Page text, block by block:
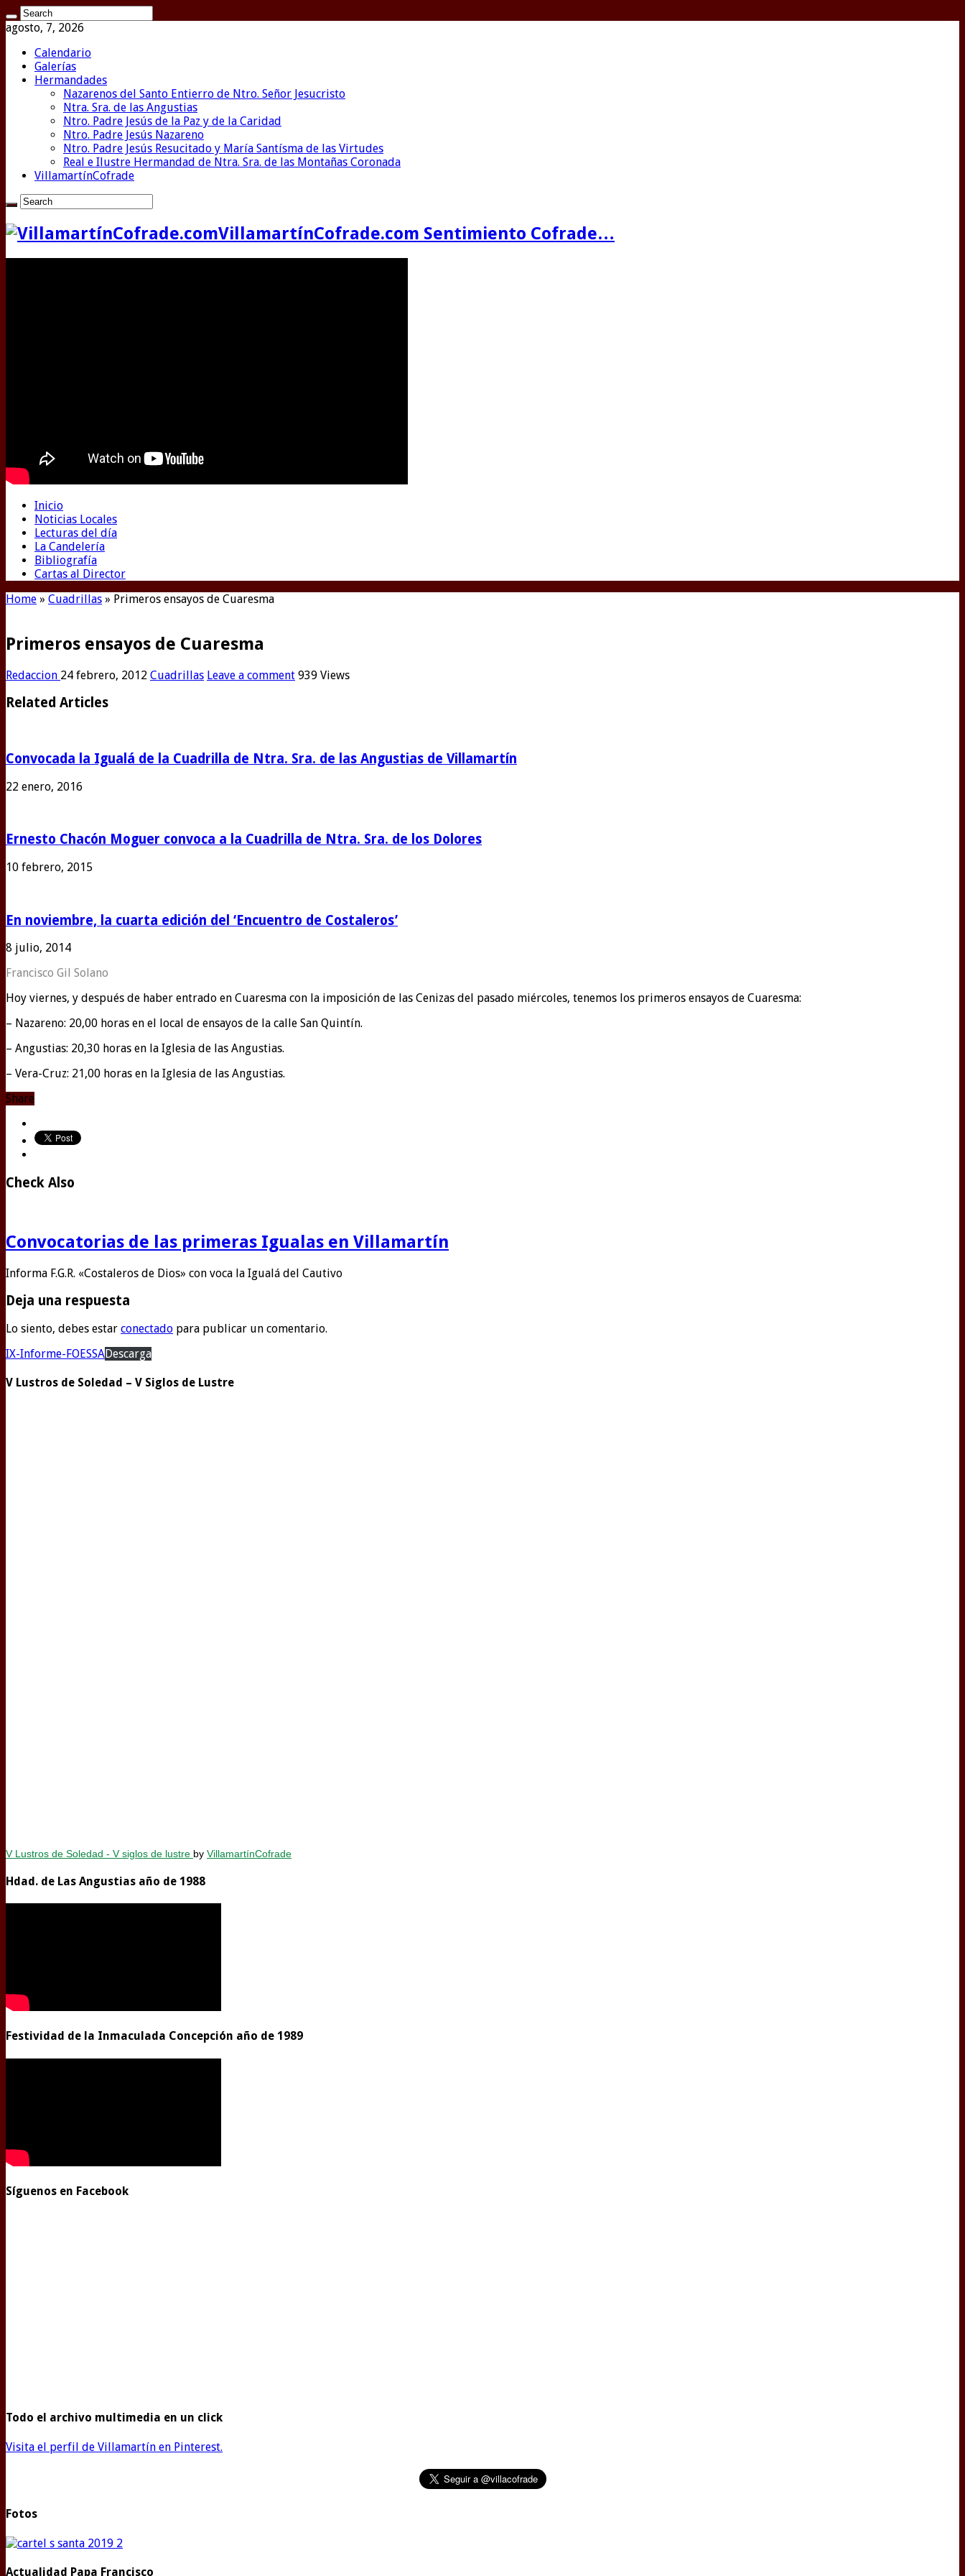
agosto, 7, 2026
Calendario
Galerías
Hermandades
Nazarenos del Santo Entierro de Ntro. Señor Jesucristo
Ntra. Sra. de las Angustias
Ntro. Padre Jesús de la Paz y de la Caridad
Ntro. Padre Jesús Nazareno
Ntro. Padre Jesús Resucitado y María Santísma de las Virtudes
Real e Ilustre Hermandad de Ntra. Sra. de las Montañas Coronada
VillamartínCofrade
VillamartínCofrade.com Sentimiento Cofrade…
Inicio
Noticias Locales
Lecturas del día
La Candelería
Bibliografía
Cartas al Director
Home » Cuadrillas » Primeros ensayos de Cuaresma
Primeros ensayos de Cuaresma
Redaccion 24 febrero, 2012 Cuadrillas Leave a comment 939 Views
Related Articles
Convocada la Igualá de la Cuadrilla de Ntra. Sra. de las Angustias de Villamartín
22 enero, 2016
Ernesto Chacón Moguer convoca a la Cuadrilla de Ntra. Sra. de los Dolores
10 febrero, 2015
En noviembre, la cuarta edición del ‘Encuentro de Costaleros’
8 julio, 2014
Francisco Gil Solano
Hoy viernes, y después de haber entrado en Cuaresma con la imposición de las Cenizas del pasado miércoles, tenemos los primeros ensayos de Cuaresma:
– Nazareno: 20,00 horas en el local de ensayos de la calle San Quintín.
– Angustias: 20,30 horas en la Iglesia de las Angustias.
– Vera-Cruz: 21,00 horas en la Iglesia de las Angustias.
Share
Check Also
Convocatorias de las primeras Igualas en Villamartín
Informa F.G.R. «Costaleros de Dios» con voca la Igualá del Cautivo
Deja una respuesta
Lo siento, debes estar conectado para publicar un comentario.
IX-Informe-FOESSADescarga
V Lustros de Soledad – V Siglos de Lustre
V Lustros de Soledad - V siglos de lustre by VillamartínCofrade
Hdad. de Las Angustias año de 1988
Festividad de la Inmaculada Concepción año de 1989
Síguenos en Facebook
Todo el archivo multimedia en un click
Visita el perfil de Villamartín en Pinterest.
Fotos
Actualidad Papa Francisco